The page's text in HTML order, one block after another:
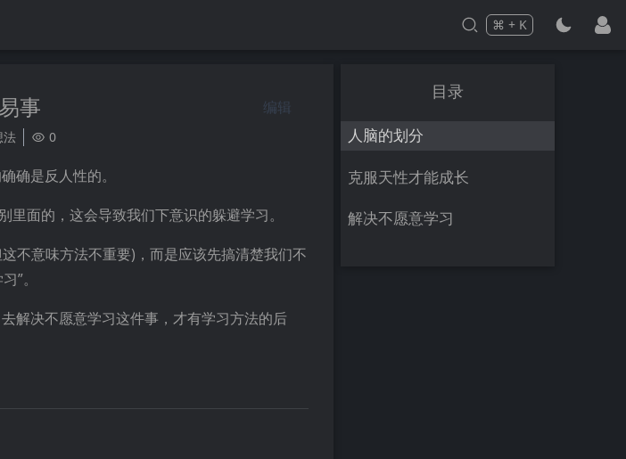
Press
⌘ +
and K
to search
事 编辑
法 0
确是反人性的。
面的，这会导致我们下意识的躲避学习。
不意味方法不重要)，而是应该先搞清楚我们不
”。
解决不愿意学习这件事，才有学习方法的后
目录
人脑的划分
克服天性才能成长
解决不愿意学习